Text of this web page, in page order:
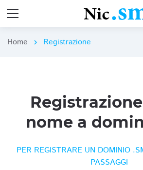
Home chevron_right Registrazione
nome a
PER REGISTRARE UN DOMINIO
PASSAGGI